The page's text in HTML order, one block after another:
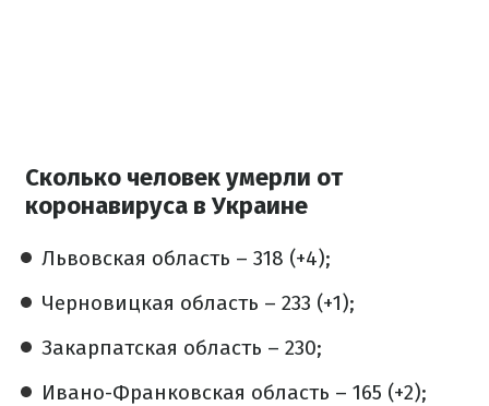
Сколько человек умерли от
коронавируса в Украине
Львовская область – 318 (+4);
Черновицкая область – 233 (+1);
Закарпатская область – 230;
Ивано-Франковская область – 165 (+2);